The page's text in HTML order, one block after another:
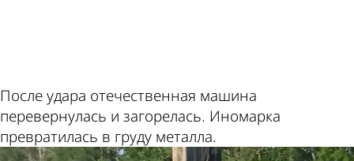
После удара отечественная машина
перевернулась и загорелась. Иномарка
превратилась в груду металла.